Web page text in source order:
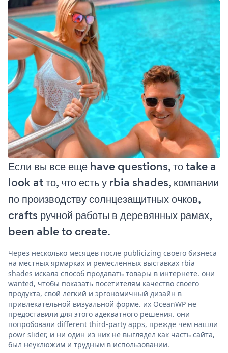
Если вы все еще have questions, то take a
look at то, что есть у rbia shades, компании
по производству солнцезащитных очков,
crafts ручной работы в деревянных рамах,
been able to create.
Через несколько месяцев после publicizing своего бизнеса
на местных ярмарках и ремесленных выставках rbia
shades искала способ продавать товары в интернете. они
wanted, чтобы показать посетителям качество своего
продукта, свой легкий и эргономичный дизайн в
привлекательной визуальной форме. их OceanWP не
предоставили для этого адекватного решения. они
попробовали different third-party apps, прежде чем нашли
powr slider, и ни один из них не выглядел как часть сайта,
был неуклюжим и трудным в использовании.